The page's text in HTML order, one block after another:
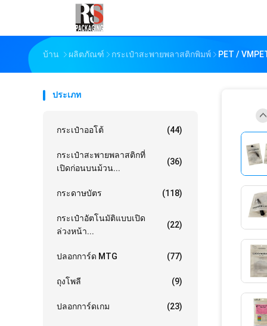
บ้าน ผลิตภัณฑ์ กระเป๋าสะพายพลาสติกพิมพ์ PET /
ประเภท
กระเป๋าออโต้ (44)
กระเป๋าสะพายพลาสติกที่
เปิดก่อนบนม้วน...
(36)
กระดาษบัตร (118)
กระเป๋าอัตโนมัติแบบเปิด
ล่วงหน้า...
(22)
ปลอกการ์ด MTG (77)
ถุงโพลี (9)
ปลอกการ์ดเกม (23)